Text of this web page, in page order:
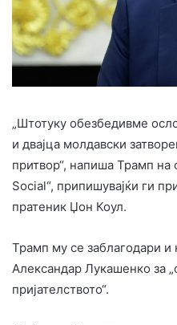
„Штотуку обезбедивме
и двајца молдавски
притвор“, напиша Трамп на
Social“, припишувајќи ги
пратеник Џон Коул.
Трамп му се заблагодари и
Александар Лукашенко за
пријателството“.